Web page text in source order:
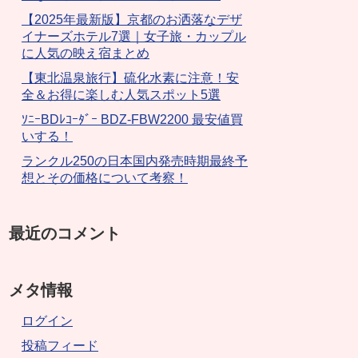
【2025年最新版】京都のお洒落なデザ
イナーズホテル7選｜女子旅・カップル
に人気の映え宿まとめ
【東北温泉旅行】硫化水素に注意！安
全＆お得に楽しむ人気スポット5選
ｿﾆｰBDﾚｺｰﾀﾞｰ BDZ-FBW2200 最安値買
いする！
ランクル250の日本国内発売時期最終予
想とその価格について考察！
最近のコメント
メタ情報
ログイン
投稿フィード